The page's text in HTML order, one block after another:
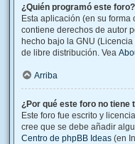
¿Quién programó este foro?
Esta aplicación (en su
contiene derechos de autor
hecho bajo la GNU
de libre distribución. Vea
Arriba
¿Por qué este foro no tiene
Este foro fue escrito y
cree que se debe añadir
Centro de phpBB Ideas (en